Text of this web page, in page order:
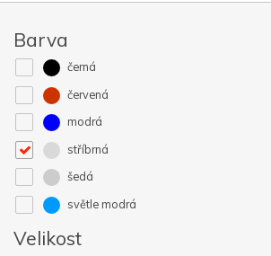
Barva
černá
červená
modrá
stříbrná
šedá
světle modrá
Velikost